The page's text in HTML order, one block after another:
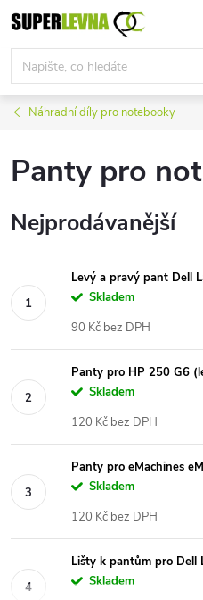
Přejít
na
obsah
Náhradní díly pro notebooky
Panty pro
Nejprodávanější
Levý a pravý pant Dell
Skladem
90 Kč bez DPH
Panty pro HP 250 G6
Skladem
120 Kč bez DPH
Panty pro eMachines
Skladem
120 Kč bez DPH
Lišty k pantům pro Dell
Skladem